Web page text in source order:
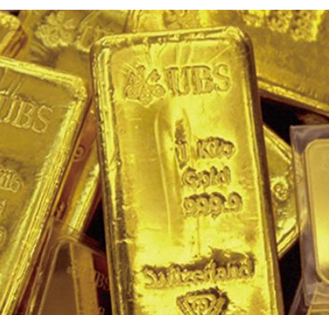
【时事金扫描】美军炸平“美国大使馆”美载人飞船重返月球 视频
美破獲大規模禮品卡詐騙 贓款成中共軍費 国际新闻